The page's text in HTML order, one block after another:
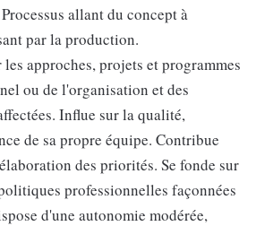
allant du concept à
par la production.
approches, projets et programmes
ou de l'organisation et des
Influe sur la qualité,
de sa propre équipe. Contribue
des priorités. Se fonde sur
professionnelles façonnées
d'une autonomie modérée,